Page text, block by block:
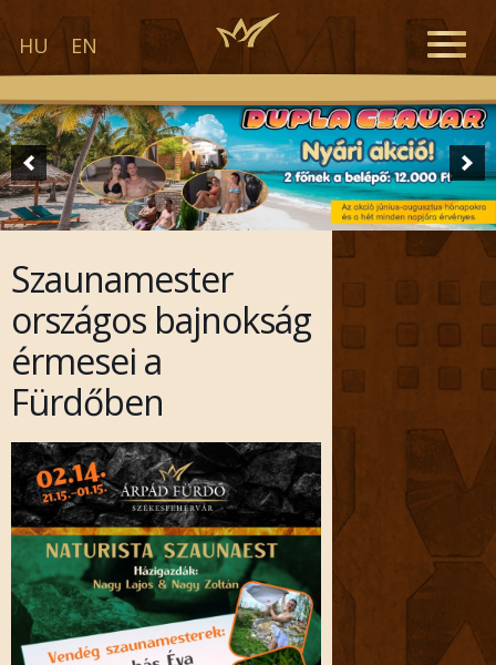
HU EN
Toggle
Szaunamester
országos bajnokság
érmesei a
Fürdőben